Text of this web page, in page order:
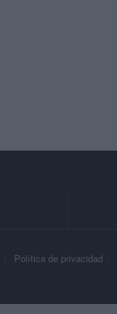
Política de privacidad